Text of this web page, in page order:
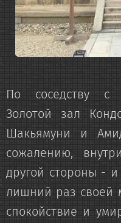
По соседству с
Золотой зал
Шакьямуни и
сожалению,
другой стороны -
лишний раз своей
спокойствие и